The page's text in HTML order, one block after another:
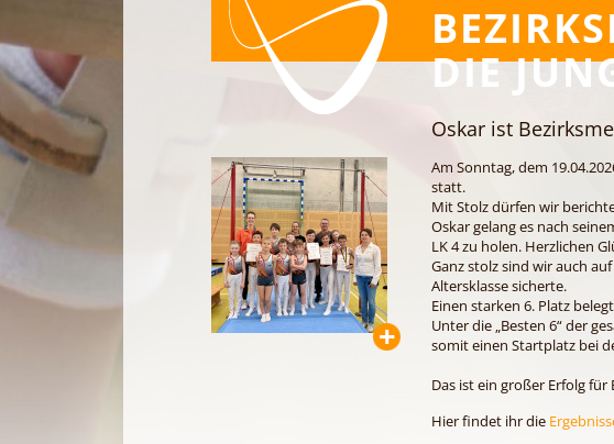
DIE
Oskar ist
Am Sonntag, dem
statt.
Mit Stolz dürfen wir
Oskar gelang es nach
LK 4 zu holen. Herzlichen
Ganz stolz sind wir auch
Altersklasse sicherte.
Einen starken 6. Platz
Unter die „Besten 6“ der
somit einen Startplatz bei
Das ist ein großer Erfolg für
Hier findet ihr die